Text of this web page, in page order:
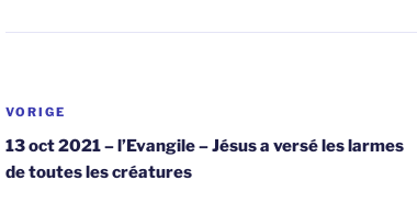
Berichtnavigatie
Vorig
bericht
VORIGE
13 oct 2021 – l’Evangile – Jésus a versé les larmes
de toutes les créatures